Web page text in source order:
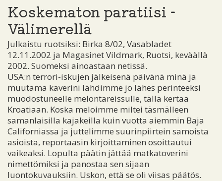
Koskematon paratiisi -
Välimerellä
Julkaistu ruotsiksi: Birka 8/02, Vasabladet
12.11.2002 ja Magasinet Vildmark, Ruotsi, keväällä
2002. Suomeksi ainoastaan netissä.
USA:n terrori-iskujen jälkeisenä päivänä minä ja
muutama kaverini lähdimme jo lähes perinteeksi
muodostuneelle melontareissulle, tällä kertaa
Kroatiaan. Koska meloimme miltei täsmälleen
samanlaisilla kajakeilla kuin vuotta aiemmin Baja
Californiassa ja juttelimme suurinpiirtein samoista
asioista, reportaasin kirjoittaminen osoittautui
vaikeaksi. Lopulta päätin jättää matkatoverini
nimettömiksi ja panostaa sen sijaan
luontokuvauksiin. Uskon, että se oli viisas päätös.